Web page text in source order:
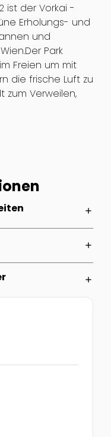
ist der Vorkai -
Erholungs- und
und
Park
Freien um mit
die frische Luft zu
zum Verweilen,
add
add
add